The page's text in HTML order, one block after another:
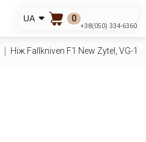
UA 0
+38(050) 334-6360
Ніж Fallkniven F1 New Zytel, VG-